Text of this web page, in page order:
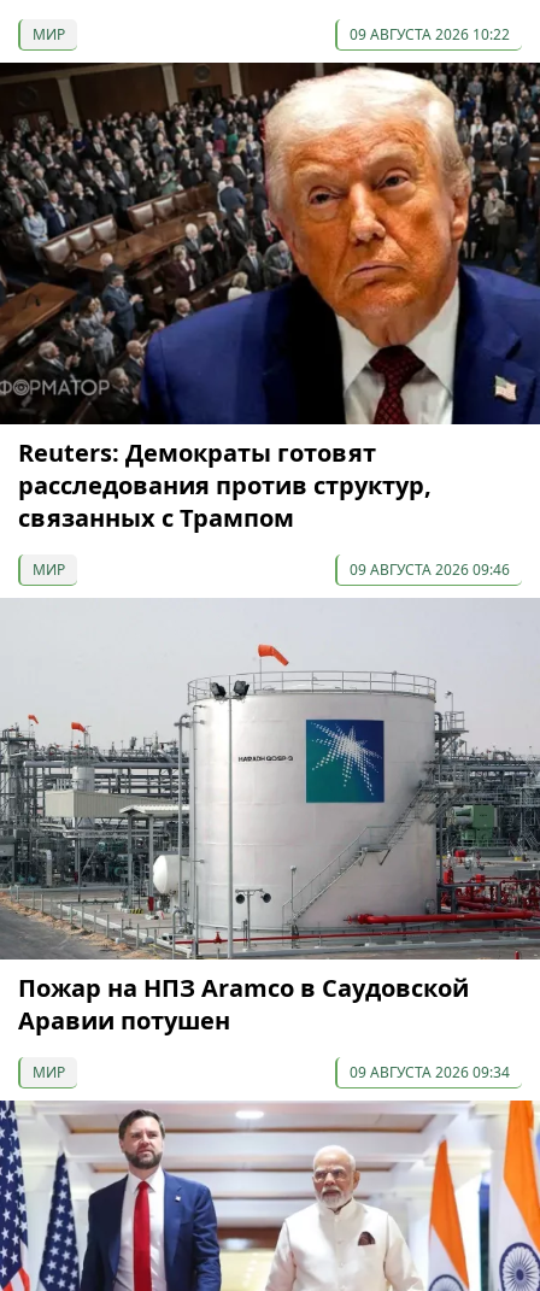
МИР 09 АВГУСТА 2026 10:22
Reuters: Демократы готовят
расследования против структур,
связанных с Трампом
МИР 09 АВГУСТА 2026 09:46
Пожар на НПЗ Aramco в Саудовской
Аравии потушен
МИР 09 АВГУСТА 2026 09:34